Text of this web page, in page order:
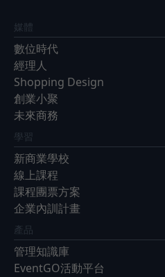
媒體
數位時代
經理人
Shopping Design
創業小聚
未來商務
學習
新商業學校
線上課程
課程團票方案
企業內訓計畫
產品
管理知識庫
EventGO活動平台